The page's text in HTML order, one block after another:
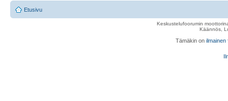
Etusivu
Keskustelufoorumin
Käännös,
Tämäkin on ilmainen